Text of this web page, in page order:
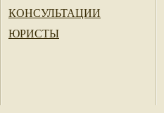
КОНСУЛЬТАЦИИ
ЮРИСТЫ